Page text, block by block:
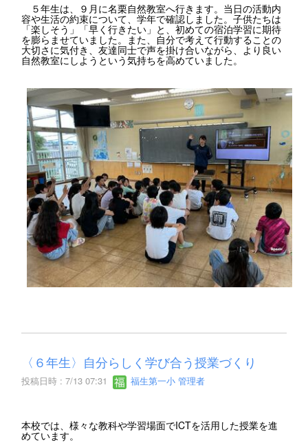
５年生は、９月に名栗自然教室へ行きます。当日の活動内
容や生活の約束について、学年で確認しました。子供たちは
「楽しそう」「早く行きたい」と、初めての宿泊学習に期待
を膨らませていました。また、自分で考えて行動することの
大切さに気付き、友達同士で声を掛け合いながら、より良い
自然教室にしようという気持ちを高めていました。
〈６年生〉自分らしく学び合う授業づくり
投稿日時 : 7/13 07:31 福生第一小 管理者
本校では、様々な教科や学習場面でICTを活用した授業を進
めています。